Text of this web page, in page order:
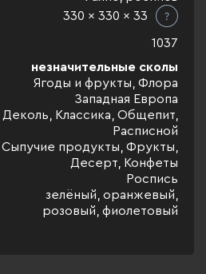
330 x 330 x 33
1037
незначительные сколы
Ягоды и фрукты, Флора
Западная Европа
Деколь, Классика, Общепит,
Расписной
Сыпучие продукты, Фрукты,
Десерт, Конфеты
Роспись
зелёный, оранжевый,
розовый, фиолетовый